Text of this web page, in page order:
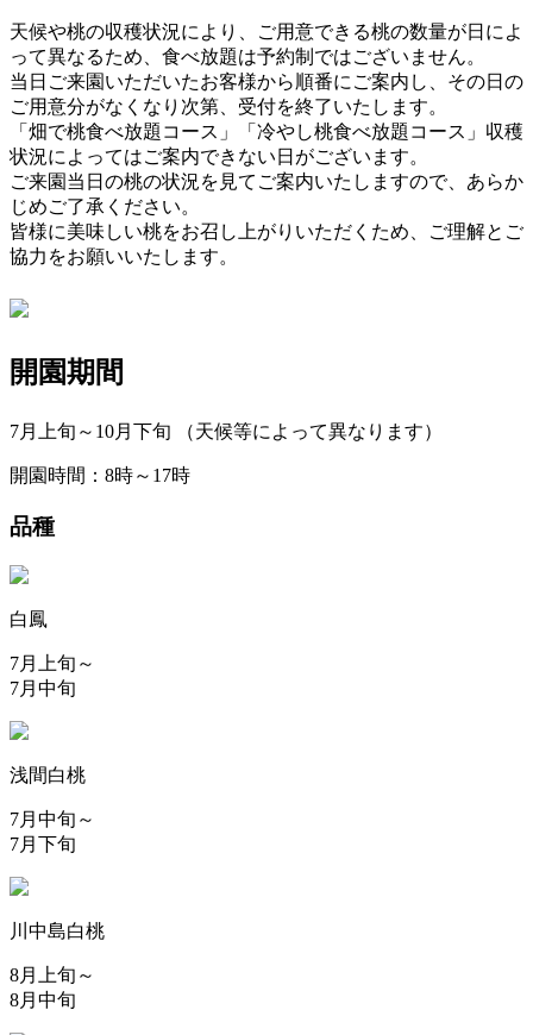
天候や桃の収穫状況により、ご用意できる桃の数量が日によ
って異なるため、 食べ放題は予約制ではございません。
当日ご来園いただいたお客様から順番にご案内し、その日の
ご用意分がなくなり次第、受付を終了いたします。
「畑で桃食べ放題コース」「冷やし桃食べ放題コース」収穫
状況によってはご案内できない日がございます。
ご来園当日の桃の状況を見てご案内いたしますので、あらか
じめご了承ください。
皆様に美味しい桃をお召し上がりいただくため、ご理解とご
協力をお願いいたします。
開園期間
7月上旬～10月下旬 （天候等によって異なります）
開園時間：8時～17時
品種
白鳳
7月上旬～
7月中旬
浅間白桃
7月中旬～
7月下旬
川中島白桃
8月上旬～
8月中旬